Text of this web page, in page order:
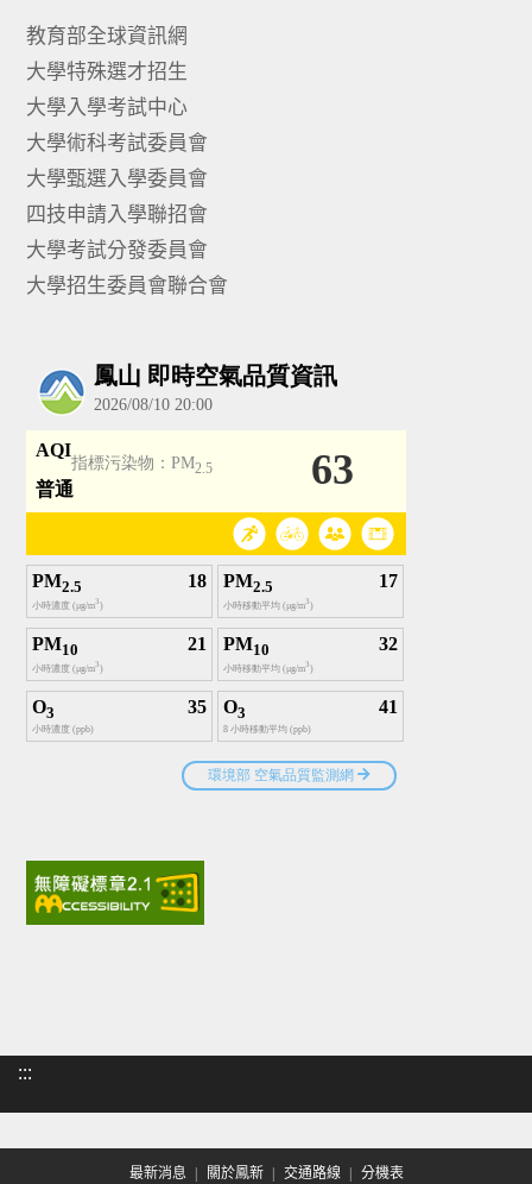
教育部全球資訊網
大學特殊選才招生
大學入學考試中心
大學術科考試委員會
大學甄選入學委員會
四技申請入學聯招會
大學考試分發委員會
大學招生委員會聯合會
:::
最新消息 關於鳳新 交通路線 分機表